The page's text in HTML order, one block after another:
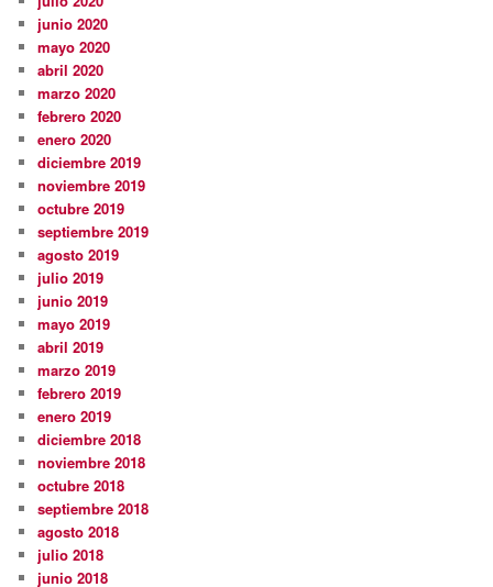
junio 2020
mayo 2020
abril 2020
marzo 2020
febrero 2020
enero 2020
diciembre 2019
noviembre 2019
octubre 2019
septiembre 2019
agosto 2019
julio 2019
junio 2019
mayo 2019
abril 2019
marzo 2019
febrero 2019
enero 2019
diciembre 2018
noviembre 2018
octubre 2018
septiembre 2018
agosto 2018
julio 2018
junio 2018